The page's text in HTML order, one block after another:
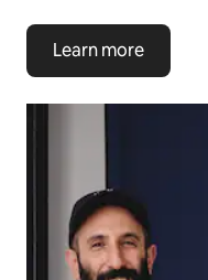
Learn more